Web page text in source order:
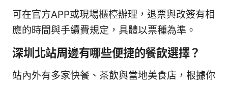
可在官方APP或現場櫃檯辦理，退票與改簽有相
應的時間與手續費規定，具體以票種為準。
深圳北站周邊有哪些便捷的餐飲選擇？
站內外有多家快餐、茶飲與當地美食店，根據你